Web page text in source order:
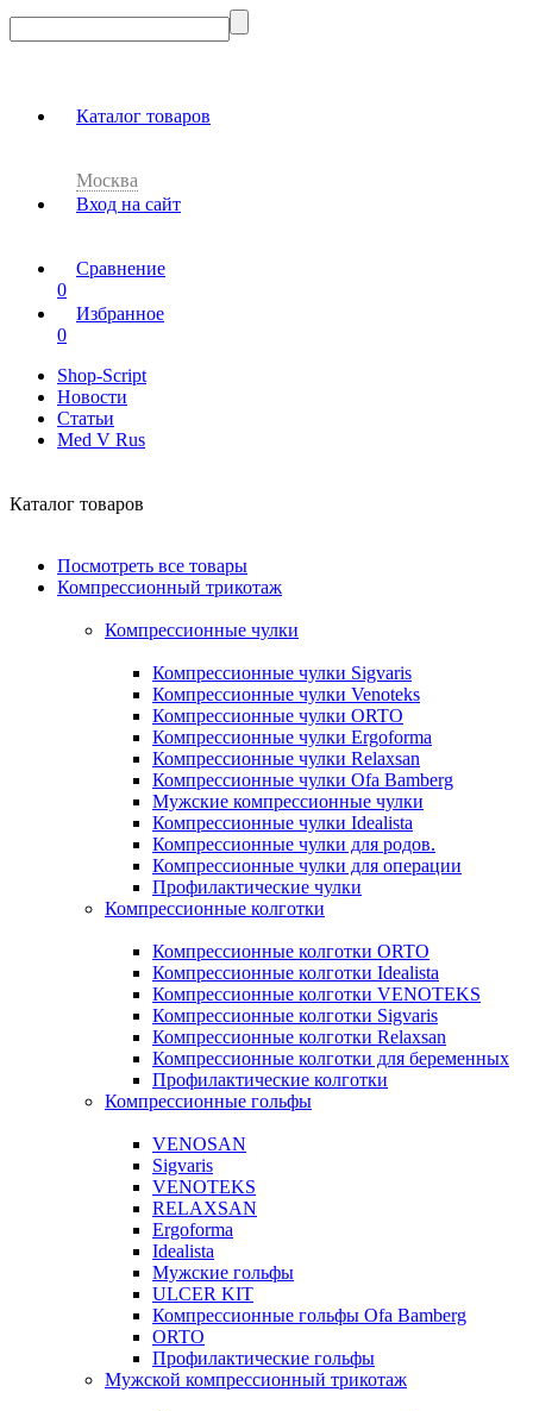
Каталог товаров
Москва
Вход на сайт
Сравнение
0
Избранное
0
Shop-Script
Новости
Статьи
Med V Rus
Каталог товаров
Посмотреть все товары
Компрессионный трикотаж
Компрессионные чулки
Компрессионные чулки Sigvaris
Компрессионные чулки Venoteks
Компрессионные чулки ORTO
Компрессионные чулки Ergoforma
Компрессионные чулки Relaxsan
Компрессионные чулки Ofa Bamberg
Мужские компрессионные чулки
Компрессионные чулки Idealista
Компрессионные чулки для родов.
Компрессионные чулки для операции
Профилактические чулки
Компрессионные колготки
Компрессионные колготки ORTO
Компрессионные колготки Idealista
Компрессионные колготки VENOTEKS
Компрессионные колготки Sigvaris
Компрессионные колготки Relaxsan
Компрессионные колготки для беременных
Профилактические колготки
Компрессионные гольфы
VENOSAN
Sigvaris
VENOTEKS
RELAXSAN
Ergoforma
Idealista
Мужские гольфы
ULCER KIT
Компрессионные гольфы Ofa Bamberg
ORTO
Профилактические гольфы
Мужской компрессионный трикотаж